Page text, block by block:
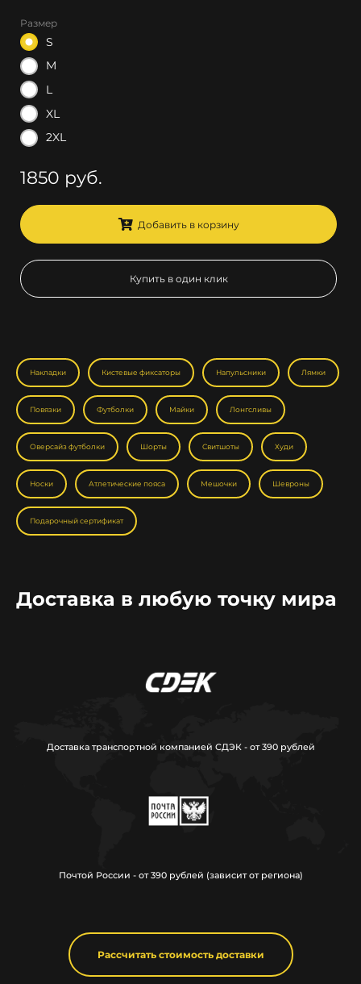
Размер
S
M
L
XL
2XL
1850 руб.
Добавить в корзину
Купить в один клик
Накладки Кистевые фиксаторы Напульсники Лямки
Повязки Футболки Майки Лонгсливы
Оверсайз футболки Шорты Свитшоты Худи
Носки Атлетические пояса Мешочки Шевроны
Подарочный сертификат
Доставка в любую точку мира
Доставка транспортной компанией СДЭК - от 390 рублей
Почтой России - от 390 рублей (зависит от региона)
Рассчитать стоимость доставки